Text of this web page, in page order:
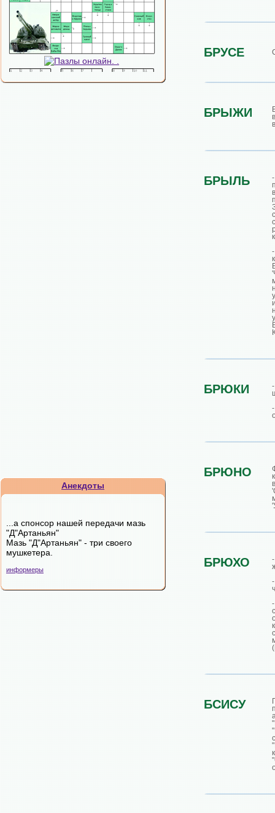
Анекдоты
...а спонсор нашей передачи мазь
"Д"Артаньян"
Мазь "Д"Артаньян" - три своего
мушкетера.
информеры
БРУСЕ
БРЫЖИ
БРЫЛЬ
БРЮКИ
БРЮНО
БРЮХО
БСИСУ